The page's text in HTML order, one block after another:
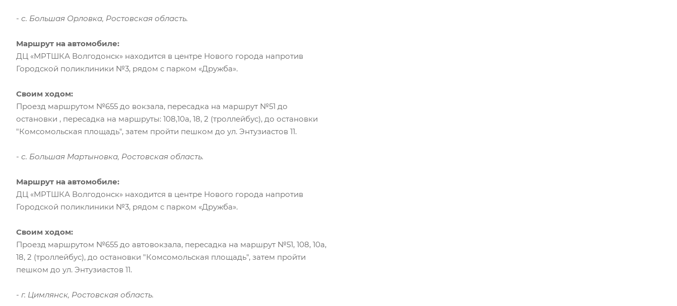
- с. Большая Орловка, Ростовская область.
Маршрут на автомобиле:
ДЦ «МРТШКА Волгодонск» находится в центре Нового города напротив
Городской поликлиники №3, рядом с парком «Дружба».
Своим ходом:
Проезд маршрутом №655 до вокзала, пересадка на маршрут №51 до
остановки , пересадка на маршруты: 108,10а, 18, 2 (троллейбус), до остановки
"Комсомольская площадь", затем пройти пешком до ул. Энтузиастов 11.
- с. Большая Мартыновка, Ростовская область.
Маршрут на автомобиле:
ДЦ «МРТШКА Волгодонск» находится в центре Нового города напротив
Городской поликлиники №3, рядом с парком «Дружба».
Своим ходом:
Проезд маршрутом №655 до автовокзала, пересадка на маршрут №51, 108, 10а,
18, 2 (троллейбус), до остановки "Комсомольская площадь", затем пройти
пешком до ул. Энтузиастов 11.
- г. Цимлянск, Ростовская область.